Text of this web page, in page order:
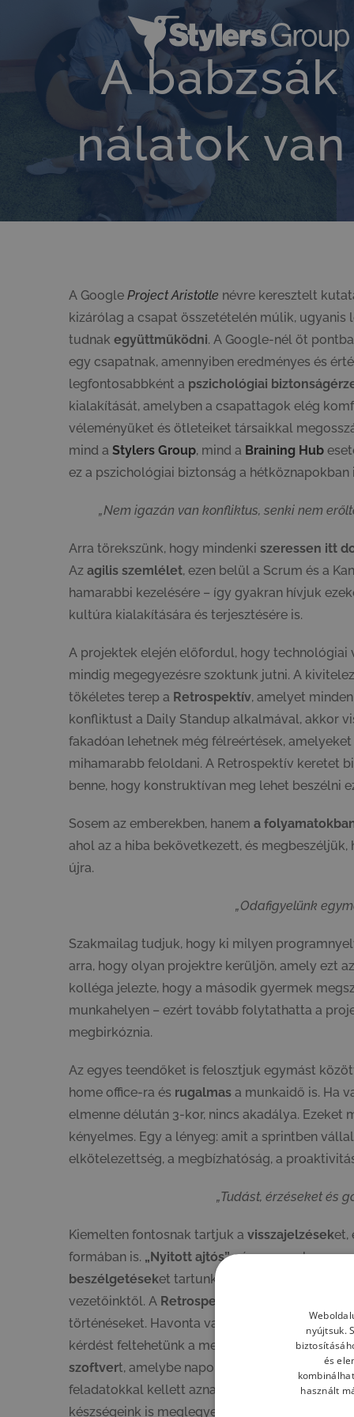
A
nálatok
A Google Project Aristotle névre keresztelt
kizárólag a csapat összetételén múlik, ugyanis
tudnak együttműködni. A Google-nél öt
egy csapatnak, amennyiben eredményes és
legfontosabbként a pszichológiai
kialakítását, amelyben a csapattagok elég
véleményüket és ötleteiket társaikkal
mind a Stylers Group, mind a Braining Hub
ez a pszichológiai biztonság a
„Nem igazán van konfliktus, senki nem
Arra törekszünk, hogy mindenki szeressen itt
Az agilis szemlélet, ezen belül a Scrum és a
hamarabbi kezelésére – így gyakran hívjuk
kultúra kialakítására és terjesztésére is.
A projektek elején előfordul, hogy
mindig megegyezésre szoktunk jutni. A
tökéletes terep a Retrospektív, amelyet
konfliktust a Daily Standup alkalmával, akkor
fakadóan lehetnek még félreértések,
mihamarabb feloldani. A Retrospektív keretet
benne, hogy konstruktívan meg lehet beszélni
Sosem az emberekben, hanem a
ahol az a hiba bekövetkezett, és
újra.
„Odafigyelünk
Szakmailag tudjuk, hogy ki milyen
arra, hogy olyan projektre kerüljön, amely ezt
kolléga jelezte, hogy a második gyermek
munkahelyen – ezért tovább folytathatta a
megbirkóznia.
Az egyes teendőket is felosztjuk egymást
home office-ra és rugalmas a munkaidő is. Ha
elmenne délután 3-kor, nincs akadálya. Ezeket
kényelmes. Egy a lényeg: amit a sprintben
elkötelezettség, a megbízhatóság, a
„Tudást, érzéseket és
Kiemelten fontosnak tartjuk a visszajelzéseket,
formában is. „Nyitott ajtós”cég vagyunk, a
beszélgetéseket tartunk, amelyekből senki
vezetőinktől. A Retrospektív
történéseket. Havonta van
„Kérdezzetek Ti”
kérdést feltehetünk a menedzsmentnek.
szoftvert, amelybe naponta tudunk
feladatokkal kellett aznap megbirkóznunk, és
készségeink is meglegyenek, a 2019-es évet az
nyújtsuk.
és
használt